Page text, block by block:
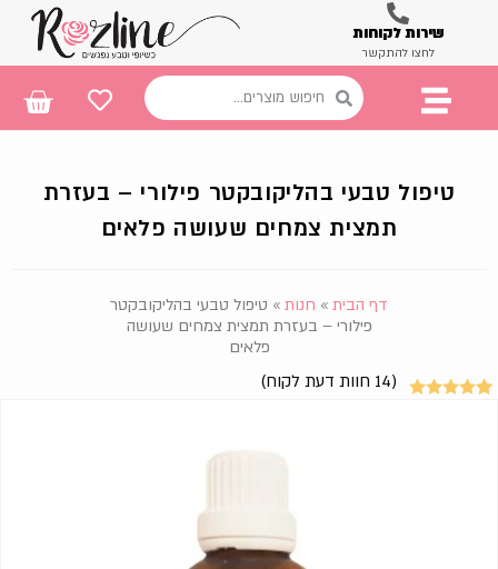
שירות לקוחות
לחצו להתקשר
טיפול טבעי בהליקובקטר פילורי – בעזרת
תמצית צמחים שעושה פלאים
דף הבית » חנות » טיפול טבעי בהליקובקטר
פילורי – בעזרת תמצית צמחים שעושה
פלאים
(
14 חוות דעת לקוח)